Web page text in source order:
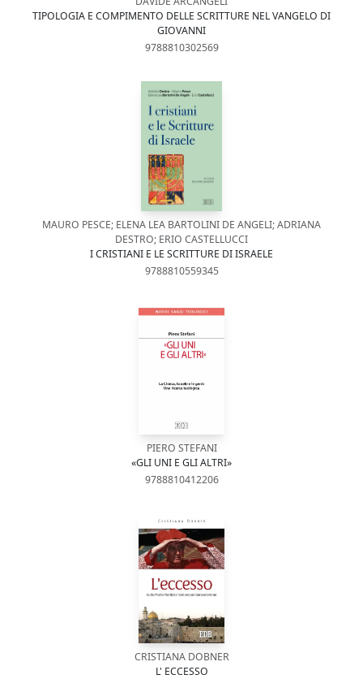
TIPOLOGIA E COMPIMENTO DELLE SCRITTURE NEL VANGELO DI
GIOVANNI
9788810302569
MAURO PESCE; ELENA LEA BARTOLINI DE ANGELI; ADRIANA
DESTRO; ERIO CASTELLUCCI
I CRISTIANI E LE SCRITTURE DI ISRAELE
9788810559345
PIERO STEFANI
«GLI UNI E GLI ALTRI»
9788810412206
CRISTIANA DOBNER
L' ECCESSO